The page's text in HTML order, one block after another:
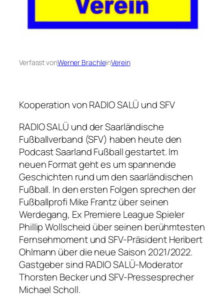
Verfasst vonWerner BrachleinVerein
Kooperation von RADIO SALÜ und SFV
RADIO SALÜ und der Saarländische
Fußballverband (SFV) haben heute den
Podcast Saarland Fußball gestartet. Im
neuen Format geht es um spannende
Geschichten rund um den saarländischen
Fußball. In den ersten Folgen sprechen der
Fußballprofi Mike Frantz über seinen
Werdegang, Ex Premiere League Spieler
Phillip Wollscheid über seinen berühmtesten
Fernsehmoment und SFV-Präsident Heribert
Ohlmann über die neue Saison 2021/2022.
Gastgeber sind RADIO SALÜ-Moderator
Thorsten Becker und SFV-Pressesprecher
Michael Scholl.